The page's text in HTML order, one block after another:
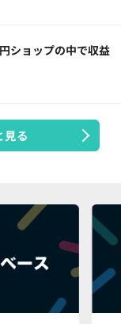
ショップの中で収益
見る